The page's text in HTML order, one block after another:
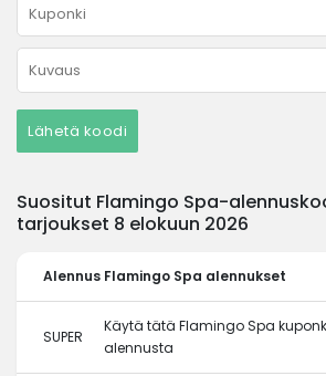
Lähetä koodi
Suositut Flamingo Spa-
tarjoukset 8 elokuun 2026
Alennus Flamingo Spa alennukset
SUPER
Käytä tätä Flamingo Spa
alennusta